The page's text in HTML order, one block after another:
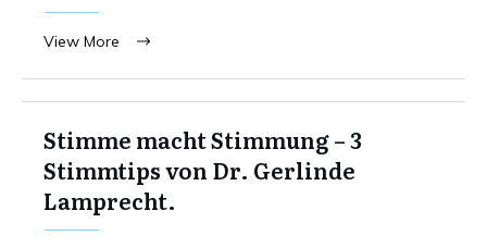
View More
Stimme macht Stimmung – 3
Stimmtips von Dr. Gerlinde
Lamprecht.